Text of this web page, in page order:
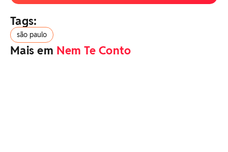
Tags:
são paulo
Mais em Nem Te Conto